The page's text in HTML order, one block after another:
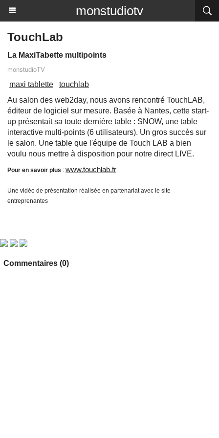
monstudiotv
TouchLab
La MaxiTabette multipoints
monstudioTV
maxi tablette
touchlab
Au salon des web2day, nous avons rencontré TouchLAB,
éditeur de logiciel sur mesure. Basée à Nantes, cette start-
up présentait sa toute dernière table : SNOW, une table
interactive multi-points (6 utilisateurs). Un gros succès sur
le salon. Une table que l'équipe de Touch LAB a bien
voulu nous mettre à disposition pour notre direct LIVE.
Pour en savoir plus : www.touchlab.fr
Une vidéo de présentation réalisée en partenariat avec le site
entreprenantes
Commentaires (0)